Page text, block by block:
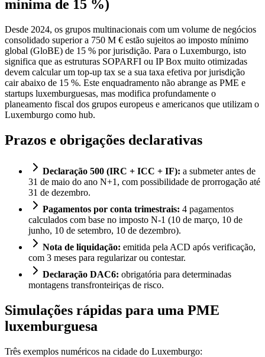
mínima de 15 %)
Desde 2024, os grupos multinacionais com um volume de negócios
consolidado superior a 750 M € estão sujeitos ao imposto mínimo
global (GloBE) de 15 % por jurisdição. Para o Luxemburgo, isto
significa que as estruturas SOPARFI ou IP Box muito otimizadas
devem calcular um top-up tax se a sua taxa efetiva por jurisdição
cair abaixo de 15 %. Este enquadramento não abrange as PME e
startups luxemburguesas, mas modifica profundamente o
planeamento fiscal dos grupos europeus e americanos que utilizam o
Luxemburgo como hub.
Prazos e obrigações declarativas
Declaração 500 (IRC + ICC + IF): a submeter antes de
31 de maio do ano N+1, com possibilidade de prorrogação até
31 de dezembro.
Pagamentos por conta trimestrais: 4 pagamentos
calculados com base no imposto N-1 (10 de março, 10 de
junho, 10 de setembro, 10 de dezembro).
Nota de liquidação: emitida pela ACD após verificação,
com 3 meses para regularizar ou contestar.
Declaração DAC6: obrigatória para determinadas
montagens transfronteiriças de risco.
Simulações rápidas para uma PME
luxemburguesa
Três exemplos numéricos na cidade do Luxemburgo: